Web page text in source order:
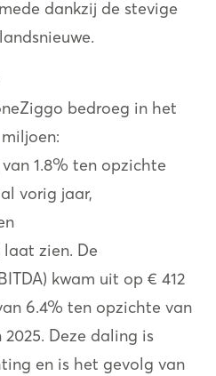
dankzij de stevige
bedroeg in het
1.8% ten opzichte
vorig jaar,
zien. De
kwam uit op € 412
6.4% ten opzichte van
Deze daling is
en is het gevolg van